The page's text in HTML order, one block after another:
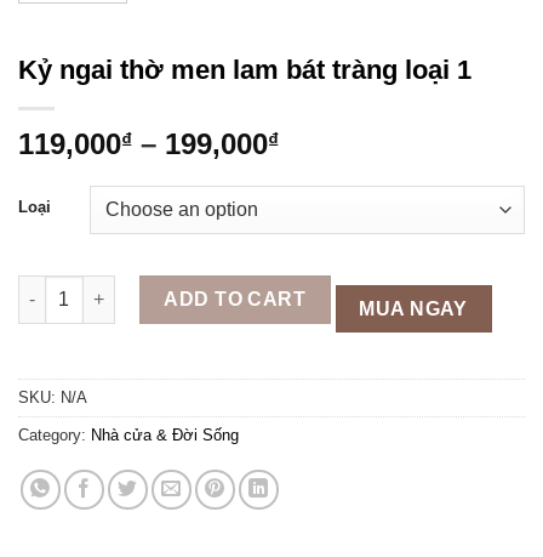
Kỷ ngai thờ men lam bát tràng loại 1
119,000₫ – 199,000₫
Loại
Kỷ ngai thờ men lam bát tràng loại 1 quantity
ADD TO CART MUA NGAY
SKU: N/A
Category: Nhà cửa & Đời Sống